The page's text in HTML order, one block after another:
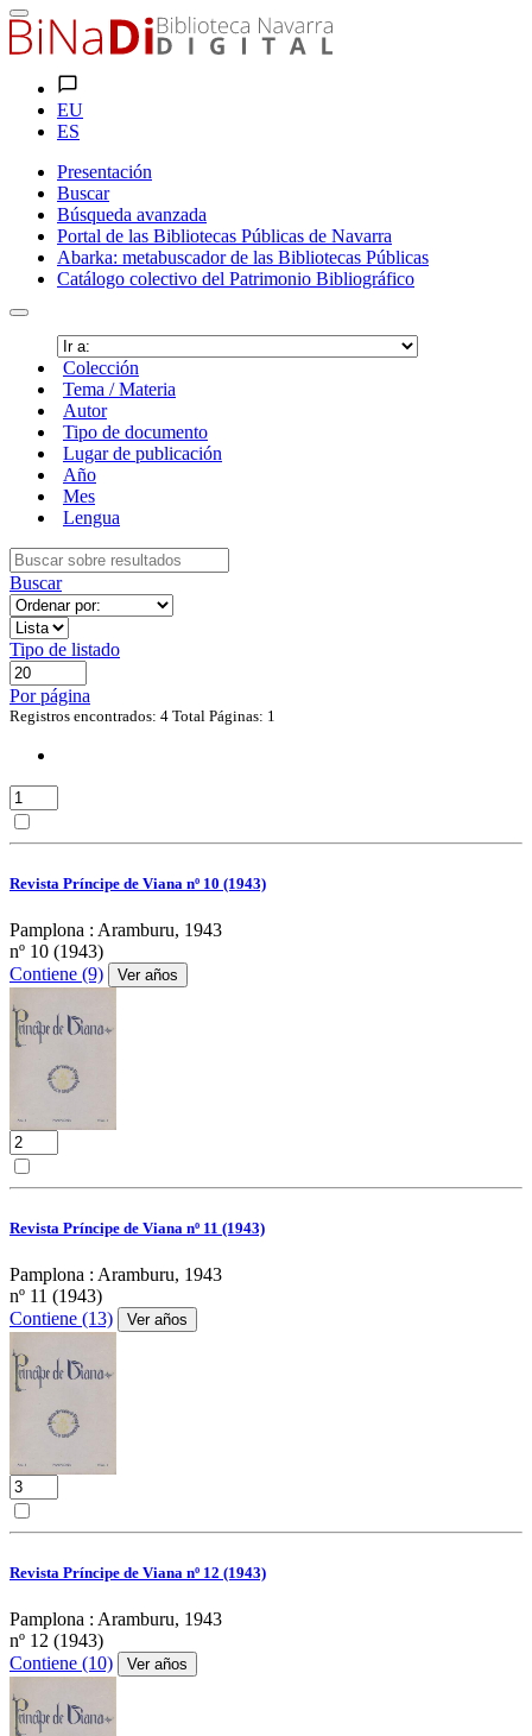
EU
ES
Presentación
Buscar
Búsqueda avanzada
Portal de las Bibliotecas Públicas de Navarra
Abarka: metabuscador de las Bibliotecas Públicas
Catálogo colectivo del Patrimonio Bibliográfico
Colección
Tema / Materia
Autor
Tipo de documento
Lugar de publicación
Año
Mes
Lengua
Buscar
Tipo de listado
Por página
Registros encontrados: 4 Total Páginas: 1
Revista Príncipe de Viana nº 10 (1943)
Pamplona : Aramburu, 1943
nº 10 (1943)
Contiene (9)
Ver años
Revista Príncipe de Viana nº 11 (1943)
Pamplona : Aramburu, 1943
nº 11 (1943)
Contiene (13)
Ver años
Revista Príncipe de Viana nº 12 (1943)
Pamplona : Aramburu, 1943
nº 12 (1943)
Contiene (10)
Ver años